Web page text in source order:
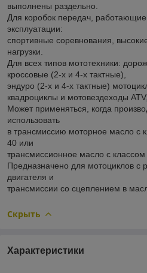
выполнены раздельно.
Для коробок передач,
эксплуатации:
спортивные соревнования,
нагрузки.
Для всех типов мототехники:
кроссовые (2-х и 4-х тактные),
эндуро (2-х и 4-х тактные)
квадроциклы и мотовездеходы
Может применяться, когда
использовать
в трансмиссию моторное масло с
40 или
трансмиссионное масло с классом
Предназначено для мотоциклов с
двигателя и
трансмиссии со сцеплением в
Скрыть
Характеристики